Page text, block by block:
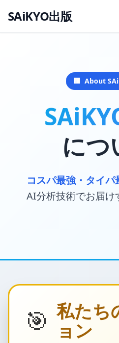
SAiKYO出版
🏢 About
につ
コスパ最強・タイパ
AI分析技術でお届け
🎯 私たち
ョン